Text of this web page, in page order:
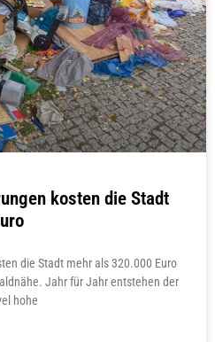
kosten die Stadt
die Stadt mehr als 320.000 Euro
Jahr für Jahr entstehen der
hohe